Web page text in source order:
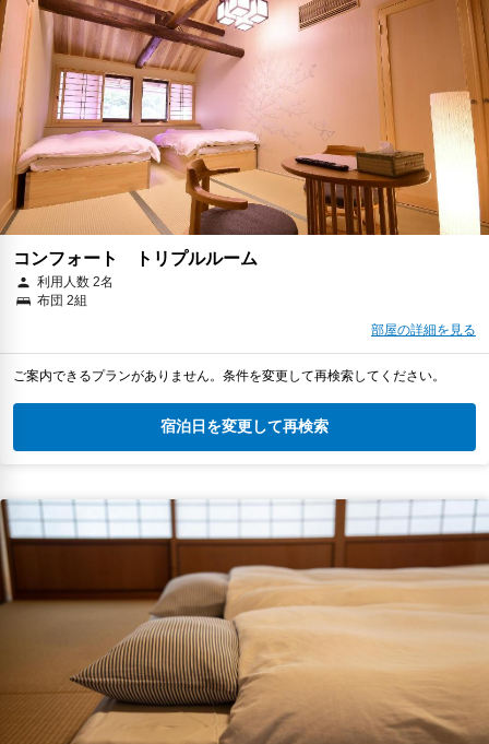
コンフォート トリプルルーム
利用人数 2名
布団 2組
部屋の詳細を見る
ご案内できるプランがありません。条件を変更して再検索してください。
宿泊日を変更して再検索